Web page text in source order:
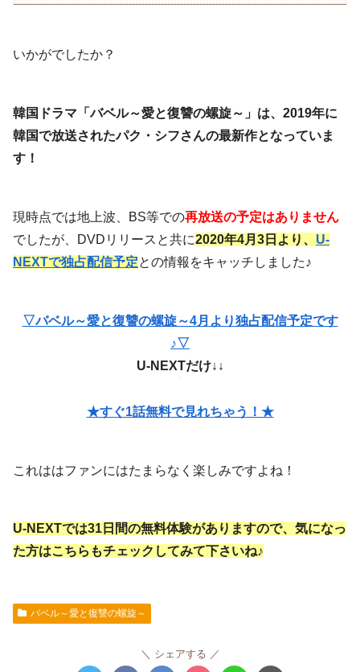
いかがでしたか？
韓国ドラマ「バベル～愛と復讐の螺旋～」は、2019年に
韓国で放送されたパク・シフさんの最新作となっていま
す！
現時点では地上波、BS等での再放送の予定はありません
でしたが、DVDリリースと共に2020年4月3日より、 U-
NEXTで独占配信予定との情報をキャッチしました♪
▽バベル～愛と復讐の螺旋～4月より独占配信予定です
♪▽
U-NEXTだけ↓↓
★すぐ1話無料で見れちゃう！★
これははファンにはたまらなく楽しみですよね！
U-NEXTでは31日間の無料体験がありますので、気になっ
た方はこちらもチェックしてみて下さいね♪
バベル～愛と復讐の螺旋～
シェアする